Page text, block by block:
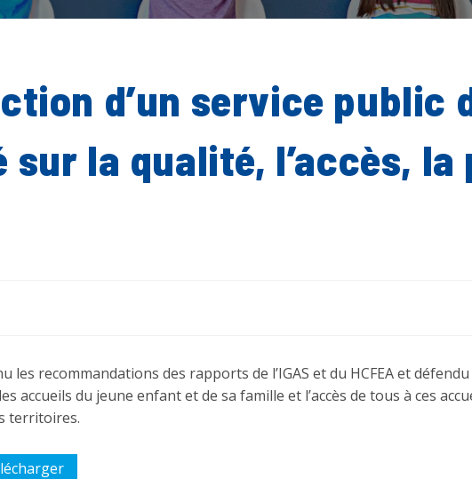
d’un service public
sur la qualité, l’accès,
les recommandations des rapports de l’IGAS et du HCFEA et
accueils du jeune enfant et de sa famille et l’accès de tous à ces
territoires.